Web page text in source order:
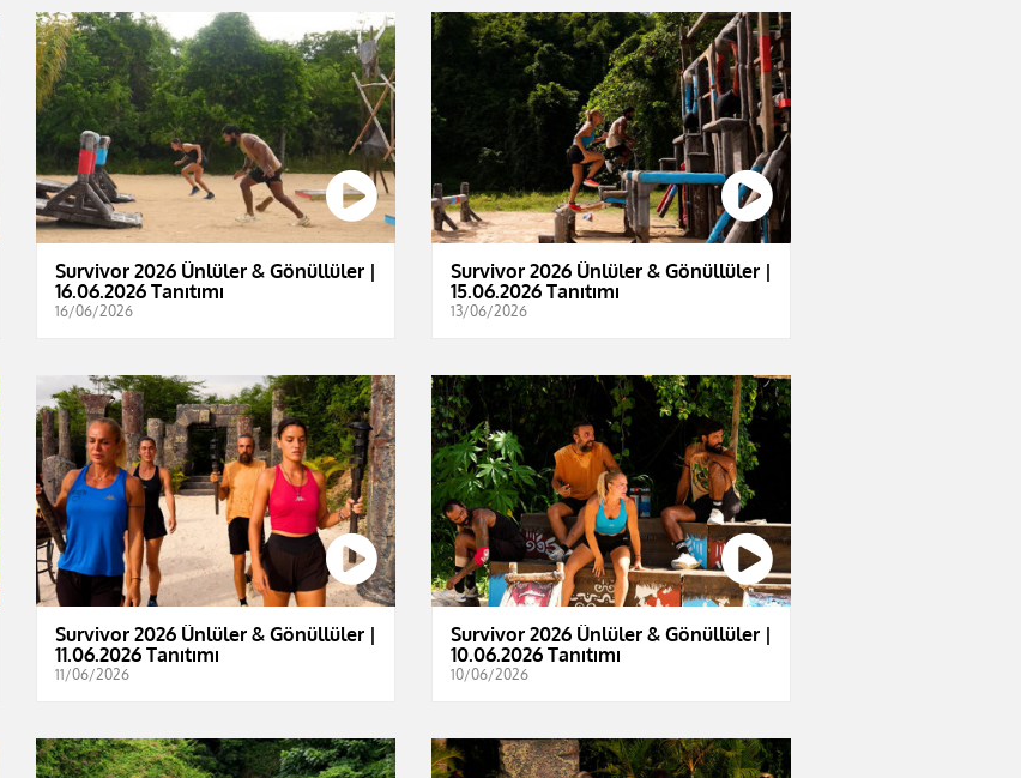
Survivor 2026 Ünlüler & Gönüllüler |
16.06.2026 Tanıtımı
16/06/2026
Survivor 2026 Ünlüler & Gönüllüler |
15.06.2026 Tanıtımı
13/06/2026
Survivor 2026 Ünlüler & Gönüllüler |
11.06.2026 Tanıtımı
11/06/2026
Survivor 2026 Ünlüler & Gönüllüler |
10.06.2026 Tanıtımı
10/06/2026